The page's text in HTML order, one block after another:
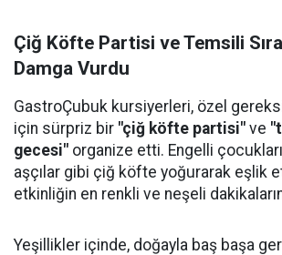
Çiğ Köfte Partisi ve Temsili
Damga Vurdu
GastroÇubuk kursiyerleri, özel
için sürpriz bir "çiğ köfte partisi" ve
gecesi" organize etti. Engelli
aşçılar gibi çiğ köfte yoğurarak eşlik
etkinliğin en renkli ve neşeli
Yeşillikler içinde, doğayla baş başa